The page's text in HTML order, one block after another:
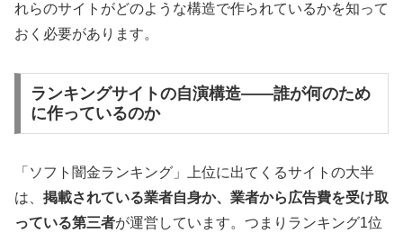
れらのサイトがどのような構造で作られているかを知って
おく必要があります。
ランキングサイトの自演構造——誰が何のため
に作っているのか
「ソフト闇金ランキング」上位に出てくるサイトの大半
は、 掲載されている業者自身か、業者から広告費を受け取
っている第三者が運営しています。つまりランキング1位